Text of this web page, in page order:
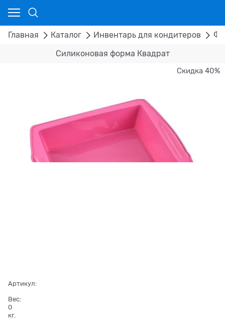
Главная Каталог Инвентарь для кондитеров
Силиконовая форма Квадрат
Скидка 40%
Артикул:
Вес:
0
кг.